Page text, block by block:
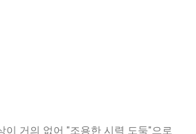
이 거의 없어 "조용한 시력 도둑"으로